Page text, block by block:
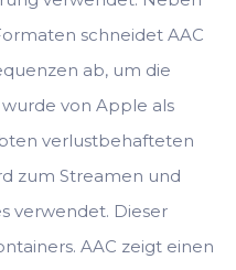
schneidet AAC
ab, um die
von Apple als
verlustbehafteten
zum Streamen und
verwendet. Dieser
AAC zeigt einen